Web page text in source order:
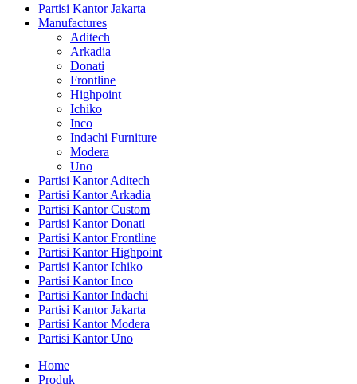
Partisi Kantor Jakarta
Manufactures
Aditech
Arkadia
Donati
Frontline
Highpoint
Ichiko
Inco
Indachi Furniture
Modera
Uno
Partisi Kantor Aditech
Partisi Kantor Arkadia
Partisi Kantor Custom
Partisi Kantor Donati
Partisi Kantor Frontline
Partisi Kantor Highpoint
Partisi Kantor Ichiko
Partisi Kantor Inco
Partisi Kantor Indachi
Partisi Kantor Jakarta
Partisi Kantor Modera
Partisi Kantor Uno
Home
Produk